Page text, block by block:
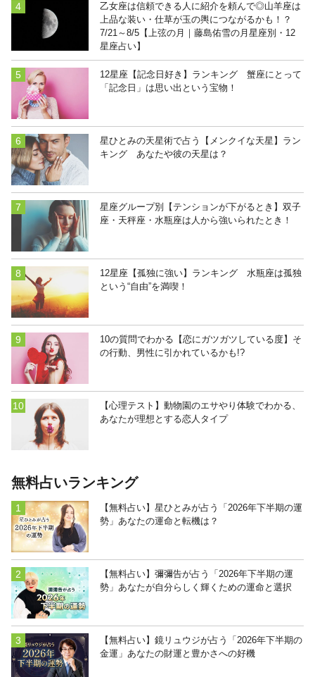
乙女座は信頼できる人に紹介を頼んで◎山羊座は
上品な装い・仕草が玉の輿につながるかも！？
7/21～8/5【上弦の月｜藤島佑雪の月星座別・12
星座占い】
12星座【記念日好き】ランキング 蟹座にとって
「記念日」は思い出という宝物！
星ひとみの天星術で占う【メンクイな天星】ラン
キング あなたや彼の天星は？
星座グループ別【テンションが下がるとき】双子
座・天秤座・水瓶座は人から強いられたとき！
12星座【孤独に強い】ランキング 水瓶座は孤独
という“自由”を満喫！
10の質問でわかる【恋にガツガツしている度】そ
の行動、男性に引かれているかも!?
【心理テスト】動物園のエサやり体験でわかる、
あなたが理想とする恋人タイプ
無料占いランキング
【無料占い】星ひとみが占う「2026年下半期の運
勢」あなたの運命と転機は？
【無料占い】彌彌告が占う「2026年下半期の運
勢」あなたが自分らしく輝くための運命と選択
【無料占い】鏡リュウジが占う「2026年下半期の
金運」あなたの財運と豊かさへの好機